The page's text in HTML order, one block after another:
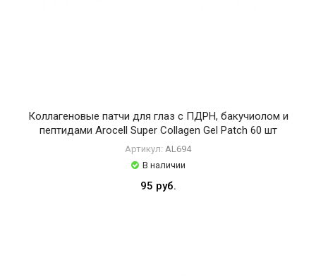
Коллагеновые патчи для глаз с ПДРН, бакучиолом и
пептидами Arocell Super Collagen Gel Patch 60 шт
Артикул: AL694
В наличии
95 руб.